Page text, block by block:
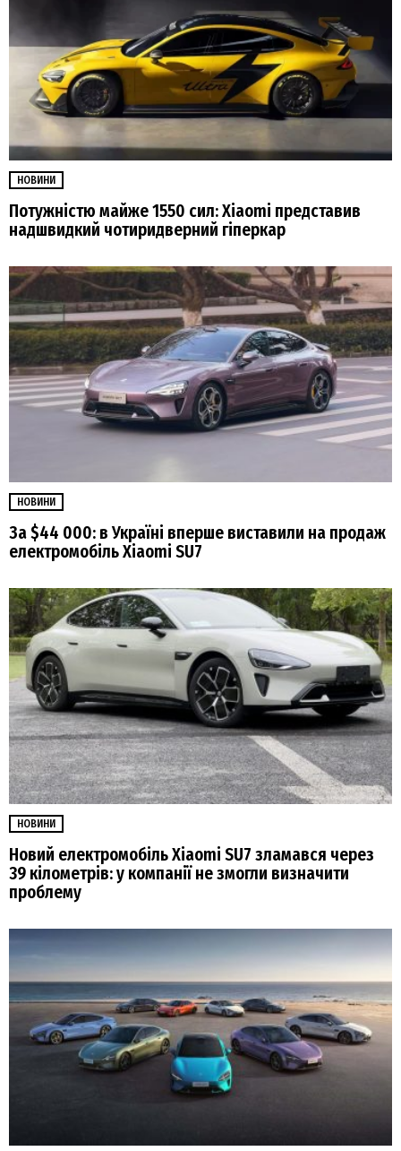
НОВИНИ
Потужністю майже 1550 сил: Xiaomi представив
надшвидкий чотиридверний гіперкар
НОВИНИ
За $44 000: в Україні вперше виставили на продаж
електромобіль Xiaomi SU7
НОВИНИ
Новий електромобіль Xiaomi SU7 зламався через
39 кілометрів: у компанії не змогли визначити
проблему